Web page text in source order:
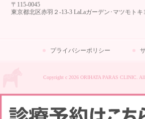
〒115-0045
東京都北区赤羽２-13-3 LaLaガーデン･マツモトキ
プライバシーポリシー
Copyright c 2026 ORIHATA PARAS CLINIC. All